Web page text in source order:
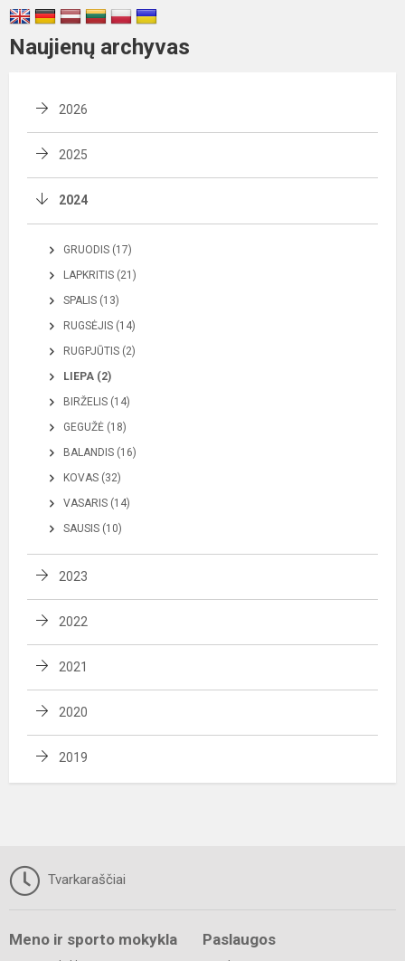
Naujienų archyvas
2026
2025
2024
GRUODIS (17)
LAPKRITIS (21)
SPALIS (13)
RUGSĖJIS (14)
RUGPJŪTIS (2)
LIEPA (2)
BIRŽELIS (14)
GEGUŽĖ (18)
BALANDIS (16)
KOVAS (32)
VASARIS (14)
SAUSIS (10)
2023
2022
2021
2020
2019
Tvarkaraščiai
Meno ir sporto mokykla Paslaugos